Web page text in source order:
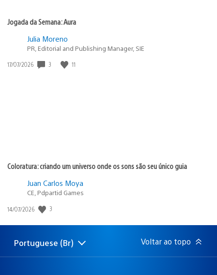
Jogada da Semana: Aura
Julia Moreno
PR, Editorial and Publishing Manager, SIE
Data
17/07/2026 3 11
Coloratura: criando um universo onde os sons são seu único guia
Juan Carlos Moya
CE, Pdpartid Games
Data
publicação:
14/07/2026 3
Selecione
Região
Portuguese (Br) Voltar ao topo